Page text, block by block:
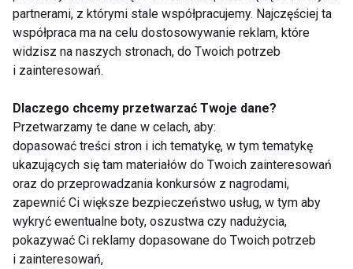
TRENING BIEG KRAKÓW TRENINGI
BIEGI AKTUALNIE FIT BIZ
Trening
partnerami, z którymi stale współpracujemy. Najczęściej ta
współpraca ma na celu dostosowywanie reklam, które
widzisz na naszych stronach, do Twoich potrzeb
i zainteresowań.
Dlaczego chcemy przetwarzać Twoje dane?
Przetwarzamy te dane w celach, aby:
dopasować treści stron i ich tematykę, w tym tematykę
ukazujących się tam materiałów do Twoich zainteresowań
oraz do przeprowadzania konkursów z nagrodami,
zapewnić Ci większe bezpieczeństwo usług, w tym aby
wykryć ewentualne boty, oszustwa czy nadużycia,
pokazywać Ci reklamy dopasowane do Twoich potrzeb
i zainteresowań,